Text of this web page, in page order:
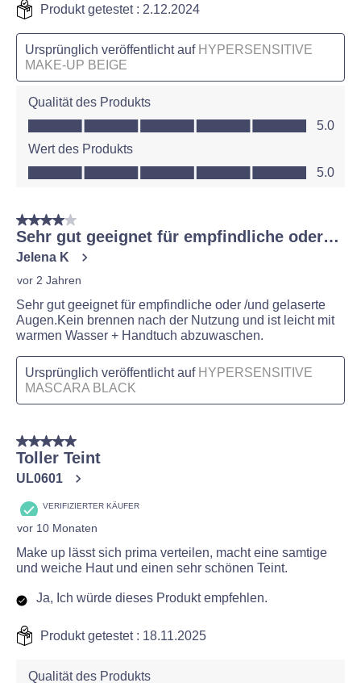
Produkt getestet : 2.12.2024
Ursprünglich veröffentlicht auf HYPERSENSITIVE
MAKE-UP BEIGE
Qualität des Produkts
Qualität des Produkts, 5.0 von 5
5.0
Wert des Produkts
Wert des Produkts, 5.0 von 5
5.0
4 von 5 Sternen.
Sehr gut geeignet für empfindliche oder…
Jelena K
vor 2 Jahren
Sehr gut geeignet für empfindliche oder /und gelaserte
Augen.Kein brennen nach der Nutzung und ist leicht mit
warmen Wasser + Handtuch abzuwaschen.
Ursprünglich veröffentlicht auf HYPERSENSITIVE
MASCARA BLACK
5 von 5 Sternen.
Toller Teint
UL0601
VERIFIZIERTER KÄUFER
vor 10 Monaten
Make up lässt sich prima verteilen, macht eine samtige
und weiche Haut und einen sehr schönen Teint.
Ja, Ich würde dieses Produkt empfehlen.
Produkt getestet : 18.11.2025
Qualität des Produkts